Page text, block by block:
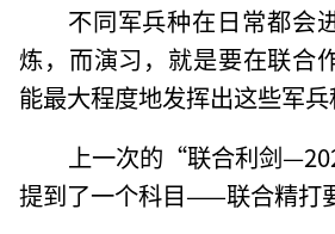
不同军兵种在日常都会
炼，而演习，就是要在联合
能最大程度地发挥出这些军兵
上一次的“联合利剑
提到了一个科目——联合精打